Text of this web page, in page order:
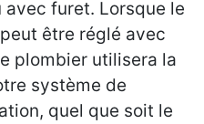
furet. Lorsque le
être réglé avec
plombier utilisera la
système de
quel que soit le